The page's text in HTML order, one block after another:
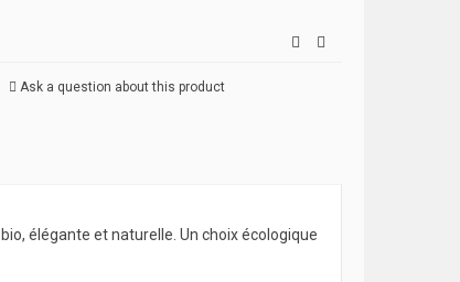
Ask a question about this product
élégante et naturelle. Un choix écologique